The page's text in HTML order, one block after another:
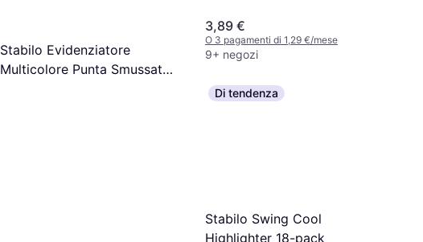
Stabilo Evidenziatore
Multicolore Punta Smussata
3,89 €
O 3 pagamenti di 1,29 €/mese
9+ negozi
Di tendenza
Stabilo Swing Cool
Highlighter 18-pack